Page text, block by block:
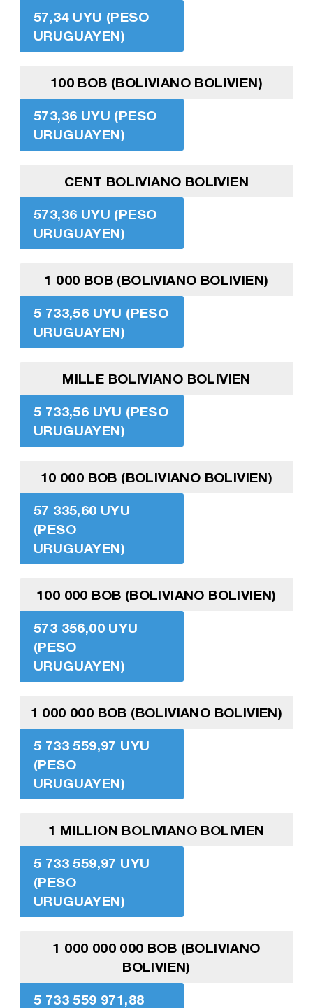
57,34 UYU (PESO
URUGUAYEN)
100 BOB (BOLIVIANO BOLIVIEN)
573,36 UYU (PESO
URUGUAYEN)
CENT BOLIVIANO BOLIVIEN
573,36 UYU (PESO
URUGUAYEN)
1 000 BOB (BOLIVIANO BOLIVIEN)
5 733,56 UYU (PESO
URUGUAYEN)
MILLE BOLIVIANO BOLIVIEN
5 733,56 UYU (PESO
URUGUAYEN)
10 000 BOB (BOLIVIANO BOLIVIEN)
57 335,60 UYU
(PESO
URUGUAYEN)
100 000 BOB (BOLIVIANO BOLIVIEN)
573 356,00 UYU
(PESO
URUGUAYEN)
1 000 000 BOB (BOLIVIANO BOLIVIEN)
5 733 559,97 UYU
(PESO
URUGUAYEN)
1 MILLION BOLIVIANO BOLIVIEN
5 733 559,97 UYU
(PESO
URUGUAYEN)
1 000 000 000 BOB (BOLIVIANO
BOLIVIEN)
5 733 559 971,88